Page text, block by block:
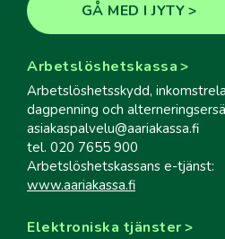
GÅ MED I JYTY
Arbetslöshetskassa
Arbetslöshetsskydd,
dagpenning och
asiakaspalvelu@aariakassa.fi
tel. 020 7655 900
Arbetslöshetskassans e-tjänst:
www.aariakassa.fi
Elektroniska tjänster